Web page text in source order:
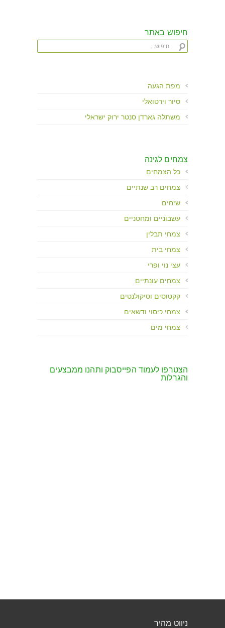
חיפוש באתר
מפת הגעה
סיור וירטואלי
משתלה גארדן סנטר ירוק ישראלי
צמחים לגינה
כל הצמחים
צמחים רב שנתיים
שיחים
עשבוניים ומחטניים
צמחי תבלין
צמחי בית
עצי נוי ופרי
צמחים עונתיים
קקטוסים וסיקולנטים
צמחי כיסוי ודשאים
צמחי מים
הצטרפו לעמוד הפייסבוק ותהנו ממבצעים
והגרלות
ניווט מהיר